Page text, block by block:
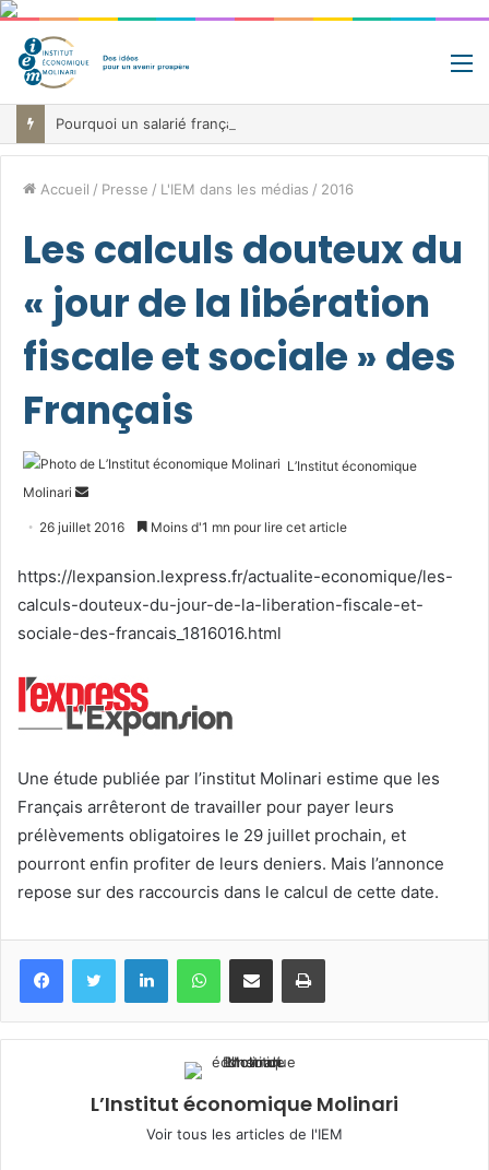
Accueil / Presse / L'IEM dans les médias / 2016
Les calculs douteux du
« jour de la libération
fiscale et sociale » des
Français
L’Institut économique
Molinari
Envoyer
26 juillet 2016 Moins d'1 mn pour lire cet article
https://lexpansion.lexpress.fr/actualite-economique/les-
calculs-douteux-du-jour-de-la-liberation-fiscale-et-
sociale-des-francais_1816016.html
Une étude publiée par l’institut Molinari estime que les
Français arrêteront de travailler pour payer leurs
prélèvements obligatoires le 29 juillet prochain, et
pourront enfin profiter de leurs deniers. Mais l’annonce
repose sur des raccourcis dans le calcul de cette date.
FacebookTwitter LinkedinWhatsApp
Partagez par mail Imprimez
L’Institut économique Molinari
Voir tous les articles de l'IEM